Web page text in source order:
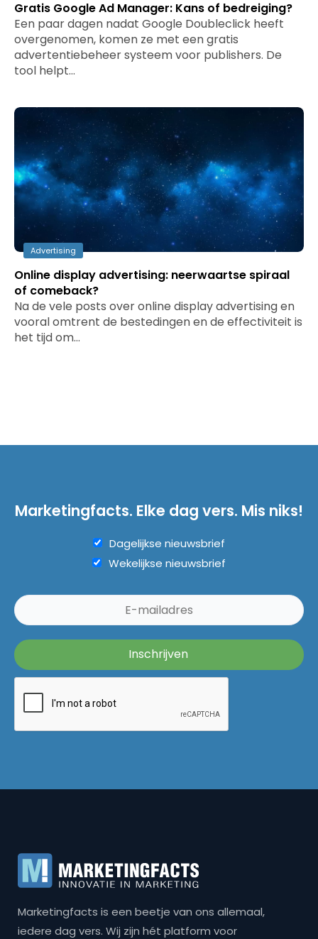
Gratis Google Ad Manager: Kans of bedreiging?
Een paar dagen nadat Google Doubleclick heeft
overgenomen, komen ze met een gratis
advertentiebeheer systeem voor publishers. De
tool helpt…
Advertising
Online display advertising: neerwaartse spiraal
of comeback?
Na de vele posts over online display advertising en
vooral omtrent de bestedingen en de effectiviteit is
het tijd om…
Marketingfacts. Elke dag vers. Mis niks!
Dagelijkse nieuwsbrief
Wekelijkse nieuwsbrief
Marketingfacts is een beetje van ons allemaal,
iedere dag vers. Wij zijn hét platform voor